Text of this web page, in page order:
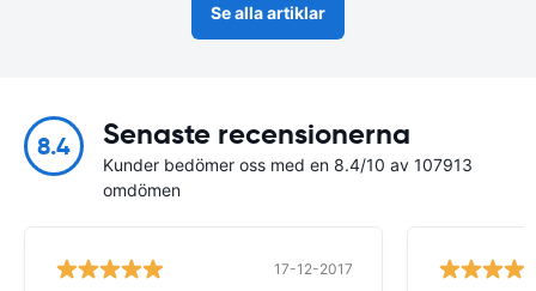
Se alla artiklar
8.4 Senaste recensionerna
Kunder bedömer oss med en 8.4/10 av 107913
omdömen
17-12-2017